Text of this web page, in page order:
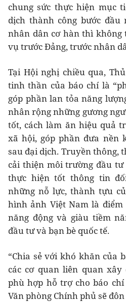
chung sức thực hiện mục
dịch thành công bước đầu
nhân dân cơ hàn thì
vụ trước Đảng, trước nhân
Tại Hội nghị chiều qua,
tinh thần của báo chí là
góp phần lan tỏa năng
nhân rộng những gương
tốt, cách làm ăn hiệu quả
xã hội, góp phần đưa nền
sau đại dịch. Truyền thông,
cải thiện môi trường đầu
thực hiện tốt thông tin
những nỗ lực, thành tựu
hình ảnh Việt Nam là điểm
năng động và giàu tiềm
đầu tư và bạn bè quốc tế.
“Chia sẻ với khó khăn của
các cơ quan liên quan
phù hợp hỗ trợ cho báo
Văn phòng Chính phủ sẽ